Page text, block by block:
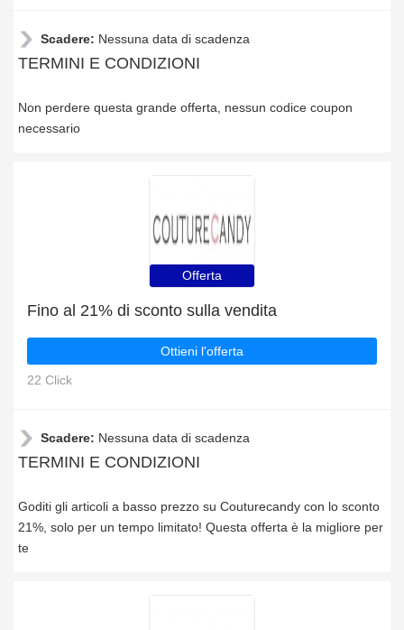
Scadere: Nessuna data di scadenza
TERMINI E CONDIZIONI
Non perdere questa grande offerta, nessun codice coupon
necessario
Offerta
Fino al 21% di sconto sulla vendita
Ottieni l'offerta
22 Click
Scadere: Nessuna data di scadenza
TERMINI E CONDIZIONI
Goditi gli articoli a basso prezzo su Couturecandy con lo sconto
21%, solo per un tempo limitato! Questa offerta è la migliore per
te